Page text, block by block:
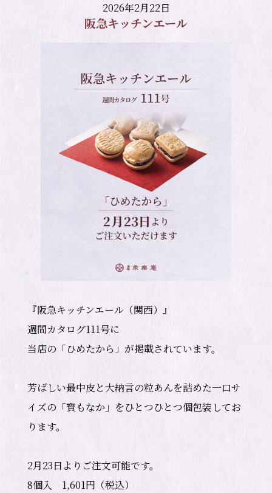
2026年2月22日
阪急キッチンエール
『阪急キッチンエール（関西）』
週間カタログ111号に
当店の「ひめたから」が掲載されています。
芳ばしい最中皮と大納言の粒あんを詰めた一口サ
イズの「寳もなか」をひとつひとつ個包装してお
ります。
2月23日よりご注文可能です。
8個入　1,601円（税込）